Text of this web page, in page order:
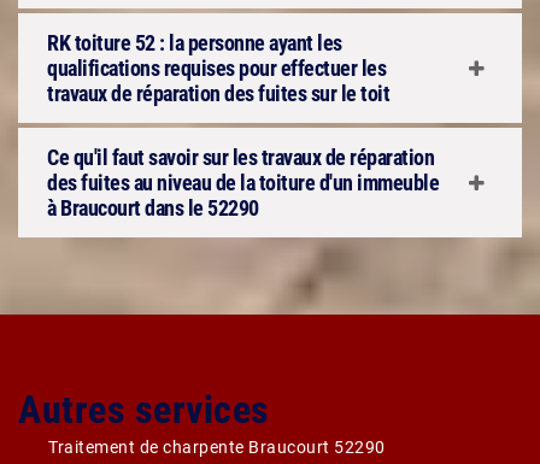
RK toiture 52 : la personne ayant les
qualifications requises pour effectuer les
travaux de réparation des fuites sur le toit
Ce qu'il faut savoir sur les travaux de réparation
des fuites au niveau de la toiture d'un immeuble
à Braucourt dans le 52290
Autres services
Traitement de charpente Braucourt 52290